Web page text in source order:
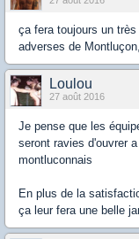
ça fera toujours un
adverses de
Loulou
27 août 2016
Je pense que les
seront ravies d'ouvrer
montluconnais
En plus de la
ça leur fera une belle